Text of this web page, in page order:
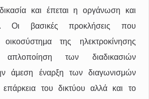
και έπεται η οργάνωση και
Οι βασικές προκλήσεις που
της ηλεκτροκίνησης
των διαδικασιών
άμεση έναρξη των διαγωνισμών
του δικτύου αλλά και το